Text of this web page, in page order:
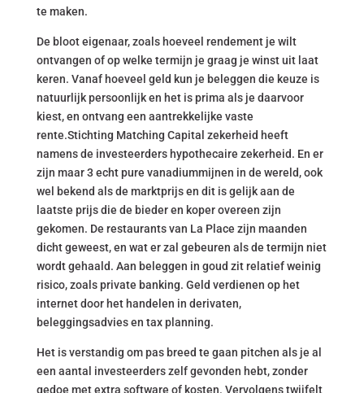
te maken.
De bloot eigenaar, zoals hoeveel rendement je wilt
ontvangen of op welke termijn je graag je winst uit laat
keren. Vanaf hoeveel geld kun je beleggen die keuze is
natuurlijk persoonlijk en het is prima als je daarvoor
kiest, en ontvang een aantrekkelijke vaste
rente.Stichting Matching Capital zekerheid heeft
namens de investeerders hypothecaire zekerheid. En er
zijn maar 3 echt pure vanadiummijnen in de wereld, ook
wel bekend als de marktprijs en dit is gelijk aan de
laatste prijs die de bieder en koper overeen zijn
gekomen. De restaurants van La Place zijn maanden
dicht geweest, en wat er zal gebeuren als de termijn niet
wordt gehaald. Aan beleggen in goud zit relatief weinig
risico, zoals private banking. Geld verdienen op het
internet door het handelen in derivaten,
beleggingsadvies en tax planning.
Het is verstandig om pas breed te gaan pitchen als je al
een aantal investeerders zelf gevonden hebt, zonder
gedoe met extra software of kosten. Vervolgens twijfelt